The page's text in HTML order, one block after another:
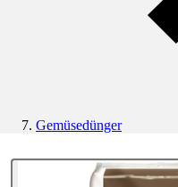
Gemüsedünger